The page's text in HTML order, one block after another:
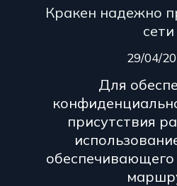
Кракен надежно
сети
29/04/
Для
присутствия